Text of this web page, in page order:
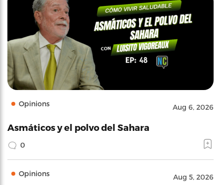
Opinions Aug 6, 2026
Asmáticos y el polvo del Sahara
0
Opinions Aug 5, 2026